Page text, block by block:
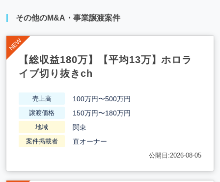
その他のM&A・事業譲渡案件
【総収益180万】【平均13万】ホロラ
イブ切り抜きch
売上高 100万円〜500万円
譲渡価格 150万円〜180万円
地域 関東
案件掲載者 直オーナー
公開日:2026-08-05